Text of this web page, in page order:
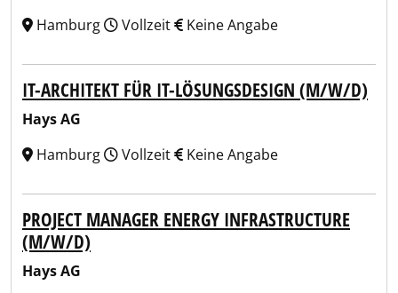
Hamburg
Vollzeit Keine Angabe
IT-ARCHITEKT FÜR IT-LÖSUNGSDESIGN (M/W/D)
Hays AG
Hamburg
Vollzeit Keine Angabe
PROJECT MANAGER ENERGY INFRASTRUCTURE
(M/W/D)
Hays AG